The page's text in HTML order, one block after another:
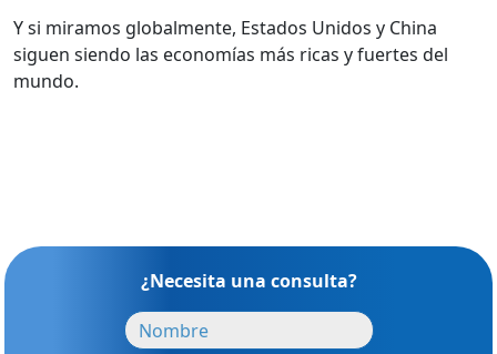
Y si miramos globalmente, Estados Unidos y China
siguen siendo las economías más ricas y fuertes del
mundo.
¿Necesita una consulta?